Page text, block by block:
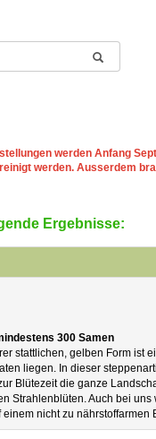
werden Anfang
werden. Ausserdem
Ergebnisse:
300 Samen
stattlichen, gelben Form ist
liegen. In dieser
Blütezeit die ganze
Strahlenblüten. Auch bei
nicht zu nährstoffarmen